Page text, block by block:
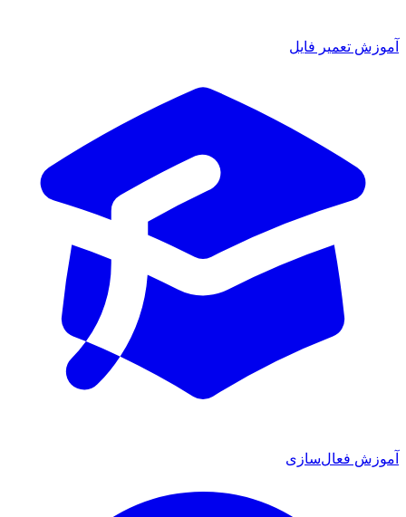
تعمیر فایل
فعال‌سازی